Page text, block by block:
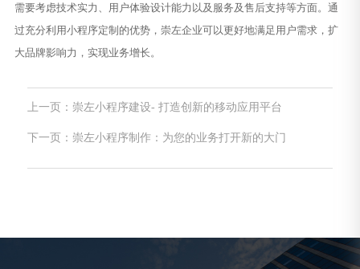
需要考虑技术实力、用户体验设计能力以及服务及售后支持等方面。通
过充分利用小程序定制的优势，崇左企业可以更好地满足用户需求，扩
大品牌影响力，实现业务增长。
上一页：崇左小程序建设- 打造创新的移动应用平台
下一页：崇左小程序制作：为您的业务打开新的大门